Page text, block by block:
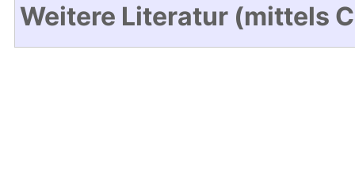
Weitere Literatur (mittels